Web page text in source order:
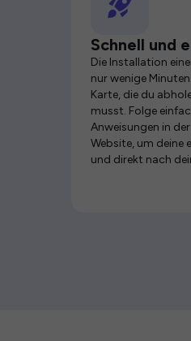
Schnell und
Die Installation
nur wenige
Karte, die du
musst. Folge
Anweisungen in
Website, um deine
und direkt nach